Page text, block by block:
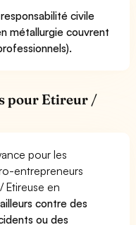
civile
métallurgie couvrent
pour Etireur /
pour les
entrepreneurs
Etireuse en
contre des
ou des